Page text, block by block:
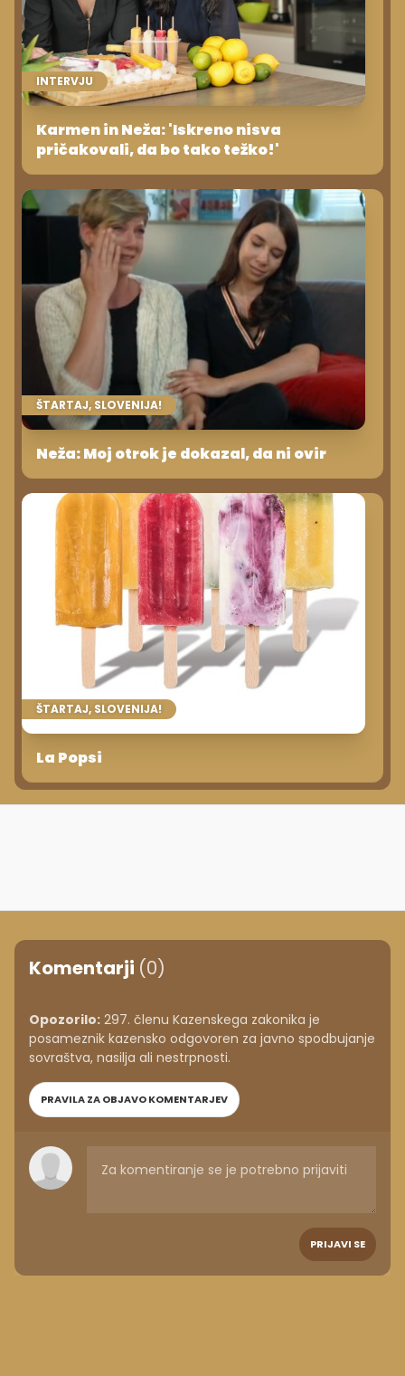
INTERVJU
Karmen in Neža: 'Iskreno nisva
pričakovali, da bo tako težko!'
ŠTARTAJ, SLOVENIJA!
Neža: Moj otrok je dokazal, da ni ovir
ŠTARTAJ, SLOVENIJA!
La Popsi
Komentarji (0)
Opozorilo: 297. členu Kazenskega zakonika je
posameznik kazensko odgovoren za javno spodbujanje
sovraštva, nasilja ali nestrpnosti.
PRAVILA ZA OBJAVO KOMENTARJEV
PRIJAVI SE